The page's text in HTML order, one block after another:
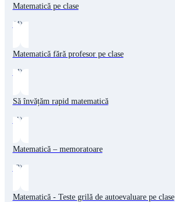
Matematică pe clase
(4)
Matematică fără profesor pe clase
(4)
Să învățăm rapid matematică
(1)
Matematică – memoratoare
(3)
Matematică - Teste grilă de autoevaluare pe clase